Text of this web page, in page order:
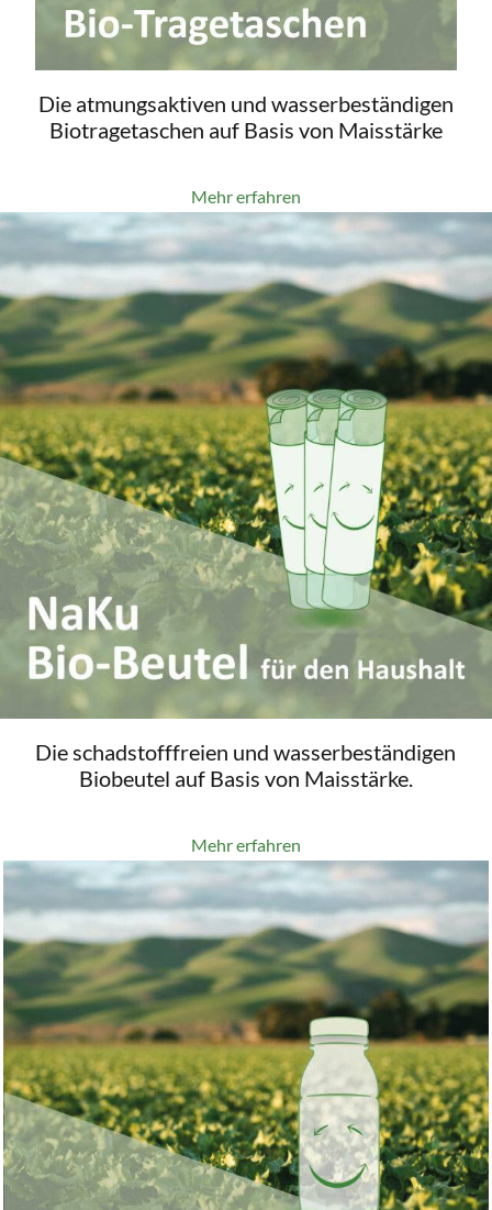
Die atmungsaktiven und wasserbeständigen
Biotragetaschen auf Basis von Maisstärke
Mehr erfahren
Die schadstofffreien und wasserbeständigen
Biobeutel auf Basis von Maisstärke.
Mehr erfahren